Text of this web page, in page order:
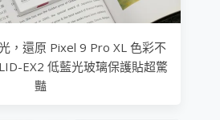
，還原 Pixel 9 Pro XL 色彩不
EX2 低藍光玻璃保護貼超驚
豔